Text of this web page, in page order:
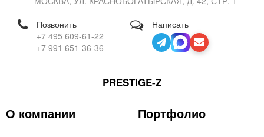
Позвонить
+7 495 609-61-22
+7 991 651-36-36
Написать
PRESTIGE-Z
О компании
Портфолио